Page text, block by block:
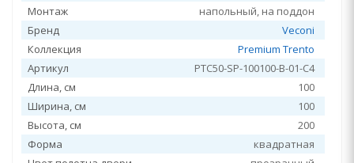
Монтаж
напольный, на поддон
Бренд
Veconi
Коллекция
Premium Trento
Артикул
PTC50-SP-100100-B-01-C4
Длина, см
100
Ширина, см
100
Высота, см
200
Форма
квадратная